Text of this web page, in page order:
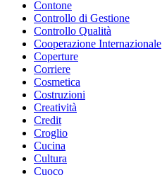
Contone
Controllo di Gestione
Controllo Qualità
Cooperazione Internazionale
Coperture
Corriere
Cosmetica
Costruzioni
Creatività
Credit
Croglio
Cucina
Cultura
Cuoco